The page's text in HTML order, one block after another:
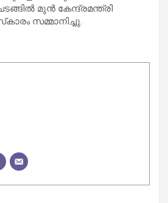
മുന്‍ കേന്ദ്രമന്ത്രി
സമ്മാനിച്ചു.